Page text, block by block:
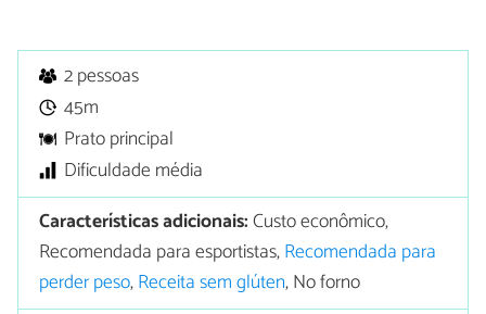
2 pessoas
45m
Prato principal
Dificuldade média
Características adicionais:Custo econômico,
Recomendada para esportistas,Recomendada para
perder peso,Receita sem glúten, No forno